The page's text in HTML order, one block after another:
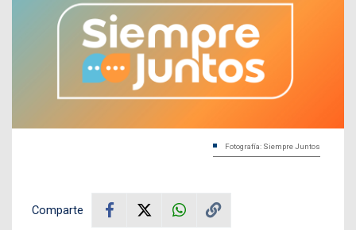
Fotografía: Siempre Juntos
Comparte